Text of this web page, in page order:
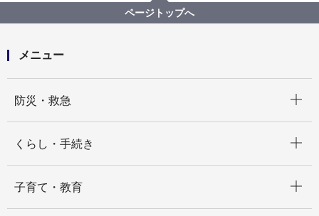
【終了しました】令和２年度横浜市国民健康保険糖尿
病性腎症重症化予防事業業務委託
ページトップへ
メニュー
防災・救急
くらし・手続き
子育て・教育